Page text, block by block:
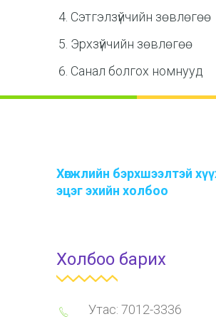
Сэтгэлзүйчийн зөвлөгөө
Эрхзүйчийн зөвлөгөө
Санал болгох номнууд
Хөгжлийн бэрхшээлтэй
эцэг эхийн холбоо
Холбоо барих
Утас: 7012-3336